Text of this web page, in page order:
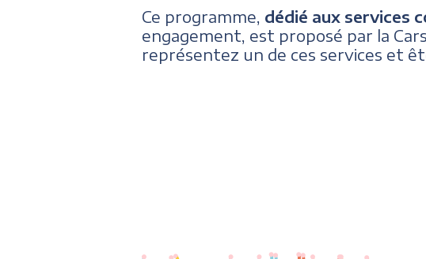
Ce programme, dédié aux services
engagement, est proposé par la
représentez un de ces services et